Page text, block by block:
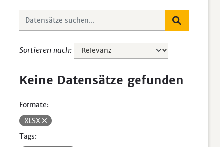
Sortieren nach
Keine Datensätze gefunden
Formate:
XLSX
Tags: